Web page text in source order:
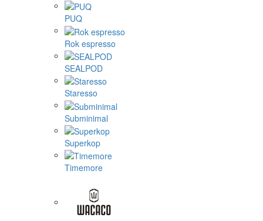
PUQ
Rok espresso
SEALPOD
Staresso
Subminimal
Superkop
Timemore